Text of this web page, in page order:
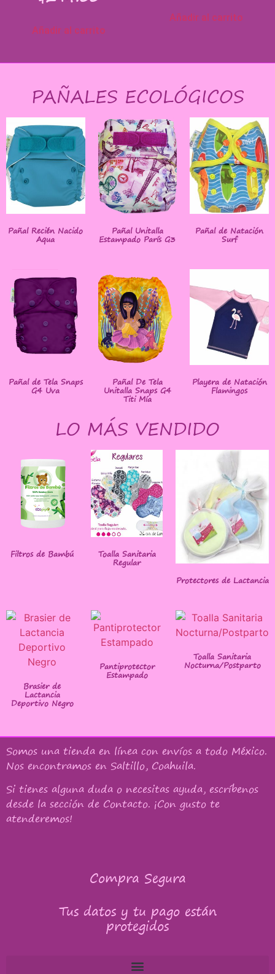
Añadir al carrito
Añadir al carrito
PAÑALES ECOLÓGICOS
Pañal Recién Nacido
Aqua
Pañal Unitalla
Estampado París G3
Pañal de Natación
Surf
Pañal de Tela Snaps
G4 Uva
Pañal De Tela
Unitalla Snaps G4
Titi Mía
Playera de Natación
Flamingos
LO MÁS VENDIDO
Filtros de Bambú Toalla Sanitaria
Regular
Protectores de Lactancia
Brasier de
Lactancia
Deportivo Negro
Pantiprotector
Estampado
Toalla Sanitaria
Nocturna/Postparto
Somos una tienda en línea con envíos a todo México.
Nos encontramos en Saltillo, Coahuila.
Si tienes alguna duda o necesitas ayuda, escríbenos
desde la sección de Contacto. ¡Con gusto te
atenderemos!
Compra Segura
Tus datos y tu pago están
protegidos